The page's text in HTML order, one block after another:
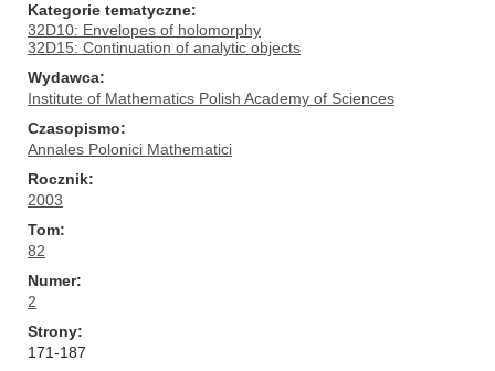
Kategorie tematyczne
32D10: Envelopes of holomorphy
32D15: Continuation of analytic objects
Wydawca
Institute of Mathematics Polish Academy of Sciences
Czasopismo
Annales Polonici Mathematici
Rocznik
2003
Tom
82
Numer
2
Strony
171-187